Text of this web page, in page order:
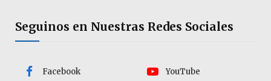
Seguinos en Nuestras Redes Sociales
Facebook YouTube